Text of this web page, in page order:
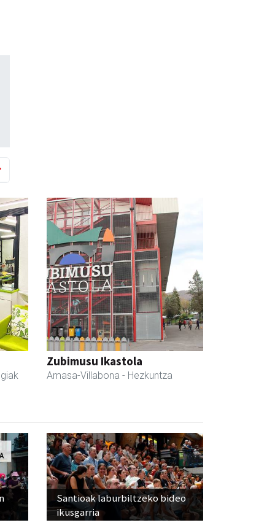
Zubimusu Ikastola
Amasa-Villabona - Hezkuntza
Santioak laburbiltzeko bideo
ikusgarria